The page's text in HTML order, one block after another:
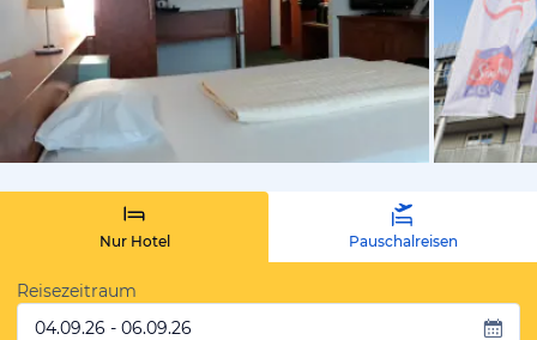
von
Nur Hotel Pauschalreisen
Reisezeitraum
04.09.26 - 06.09.26